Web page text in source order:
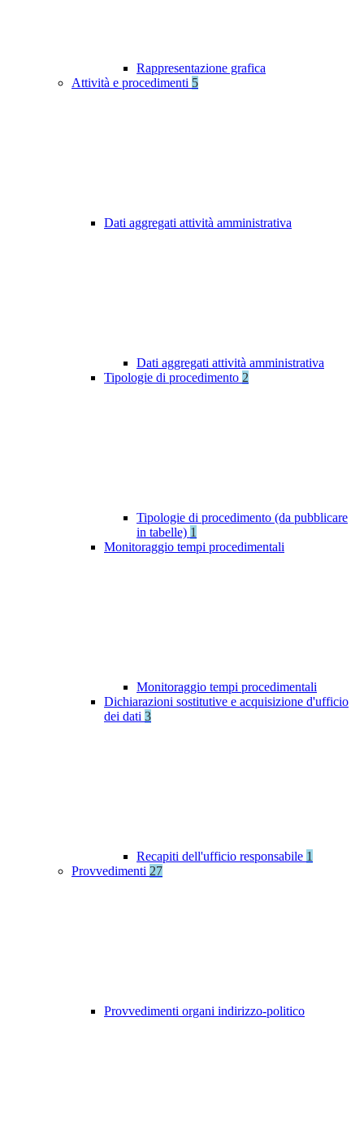
Rappresentazione grafica
Attività e procedimenti 5
Dati aggregati attività amministrativa
Dati aggregati attività amministrativa
Tipologie di procedimento 2
Tipologie di procedimento (da pubblicare
in tabelle) 1
Monitoraggio tempi procedimentali
Monitoraggio tempi procedimentali
Dichiarazioni sostitutive e acquisizione d'ufficio
dei dati 3
Recapiti dell'ufficio responsabile 1
Provvedimenti 27
Provvedimenti organi indirizzo-politico